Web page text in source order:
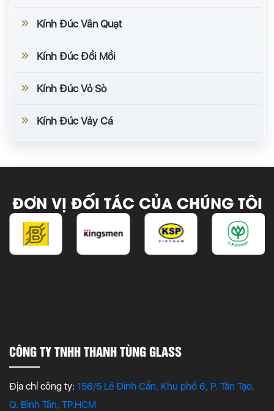
Kính Đúc Vân Quạt
Kính Đúc Đồi Mồi
Kính Đúc Vỏ Sò
Kính Đúc Vảy Cá
ĐƠN VỊ ĐỐI TÁC CỦA CHÚNG TÔI
CÔNG TY TNHH THANH TÙNG GLASS
Địa chỉ công ty: 156/5 Lê Đình Cẩn, Khu phố 6, P. Tân Tạo,
Q. Bình Tân, TP.HCM